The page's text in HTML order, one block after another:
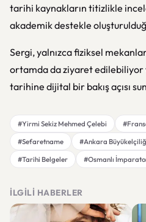
tarihi kaynakların titizlikle
akademik destekle
Sergi, yalnızca fiziksel
ortamda da ziyaret edilebiliyor
tarihine dijital bir bakış açısı
#Yirmi Sekiz Mehmed Çelebi
#Sefaretname
#Ankara
#Tarihi Belgeler
#Osmanlı
İLGILI HABERLER